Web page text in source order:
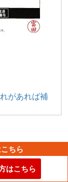
があれば補
交換工事を
ちら
はこちら